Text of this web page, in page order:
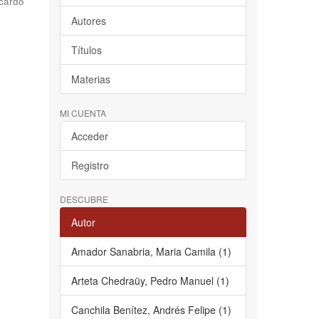
Autores
Títulos
Materias
MI CUENTA
Acceder
Registro
DESCUBRE
Autor
Amador Sanabria, Maria Camila (1)
Arteta Chedraüy, Pedro Manuel (1)
Canchila Benítez, Andrés Felipe (1)